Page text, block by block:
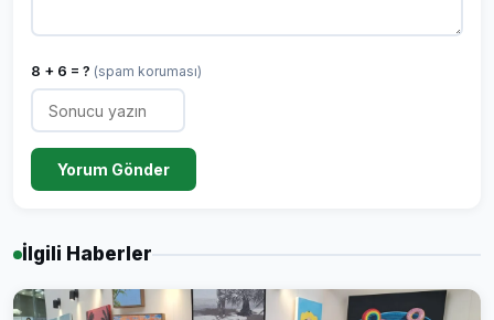
8 + 6 = ? (spam koruması)
Yorum Gönder
İlgili Haberler